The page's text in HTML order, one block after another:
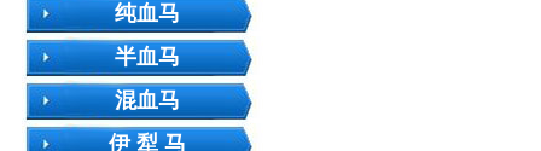
纯血马
半血马
混血马
伊 犁 马